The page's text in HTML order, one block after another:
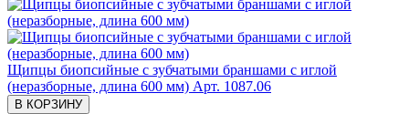
Щипцы биопсийные с зубчатыми браншами с иглой
(неразборные, длина 600 мм) Арт. 1087.06
В КОРЗИНУ